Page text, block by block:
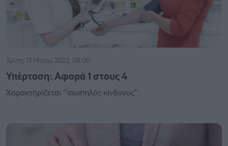
Τρίτη, 17 Μαΐου 2022, 09:00
Υπέρταση: Αφορά 1 στους 4
Χαρακτηρίζεται ‘’σιωπηλός κίνδυνος’’.